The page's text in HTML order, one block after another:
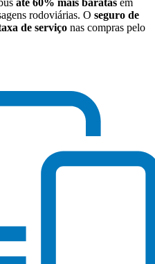
até 60% mais baratas em
rodoviárias. O seguro de
de serviço nas compras pelo